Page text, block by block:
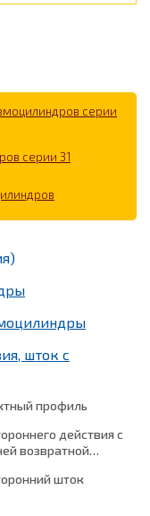
серии
серии 31
шток с
профиль
действия с
возвратной
шток